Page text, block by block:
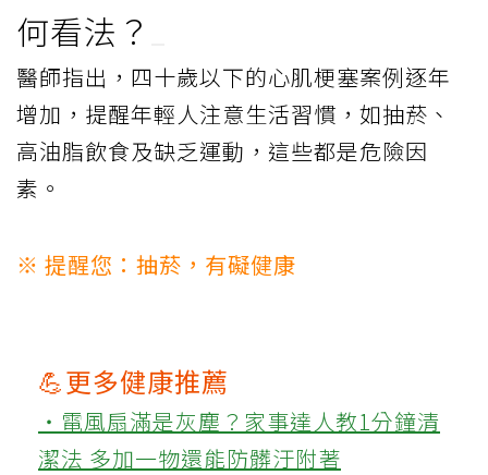
何看法？
醫師指出，四十歲以下的心肌梗塞案例逐年
增加，提醒年輕人注意生活習慣，如抽菸、
高油脂飲食及缺乏運動，這些都是危險因
素。
※ 提醒您：抽菸，有礙健康
💪更多健康推薦
‧電風扇滿是灰塵？家事達人教1分鐘清
潔法 多加一物還能防髒汙附著